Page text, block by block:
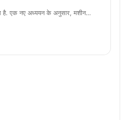
है. एक नए अध्ययन के अनुसार, मशीन…